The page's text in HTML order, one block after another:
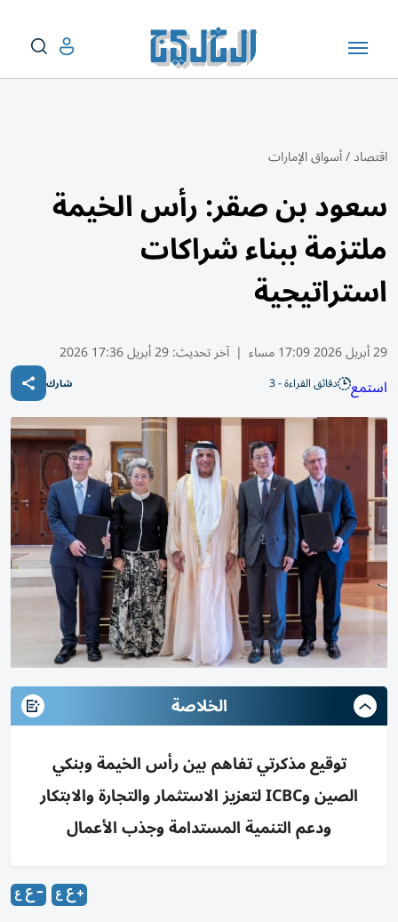
اقتصاد/أسواق الإمارات
سعود بن صقر: رأس الخيمة
ملتزمة ببناء شراكات
استراتيجية
29 أبريل 2026 17:09 مساء | آخر تحديث:29 أبريل 17:36 2026
استمع دقائق القراءة - 3 شارك
الخلاصة
توقيع مذكرتي تفاهم بين رأس الخيمة وبنكي
الصين وICBC لتعزيز الاستثمار والتجارة والابتكار
ودعم التنمية المستدامة وجذب الأعمال